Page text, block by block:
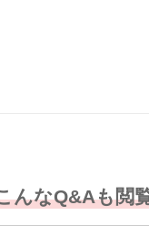
んなQ&Aも閲